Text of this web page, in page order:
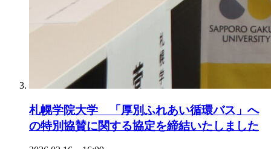
札幌学院大学 「厚別ふれあい循環バス」へ
の特別協賛に関する協定を締結いたしました